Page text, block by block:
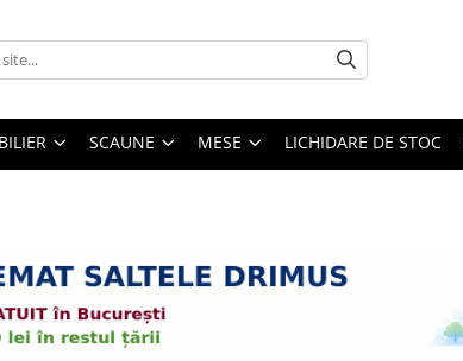
SCAUNE MESE LICHIDARE DE STOC